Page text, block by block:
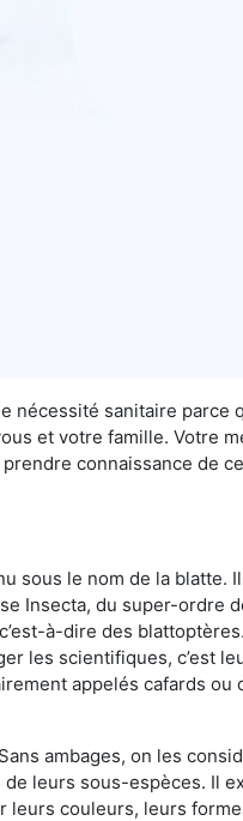
nécessité sanitaire parce
et votre famille. Votre
connaissance de
sous le nom de la blatte.
Insecta, du super-ordre
à-dire des
les scientifiques, c’est
appelés cafards ou
ambages, on les
leurs sous-espèces. Il
leurs couleurs, leurs